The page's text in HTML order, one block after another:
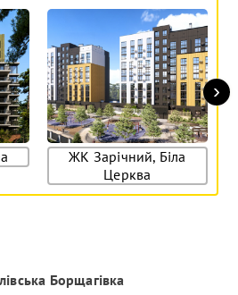
ЖК Зарічний, Біла
Церква
›
Борщагівка